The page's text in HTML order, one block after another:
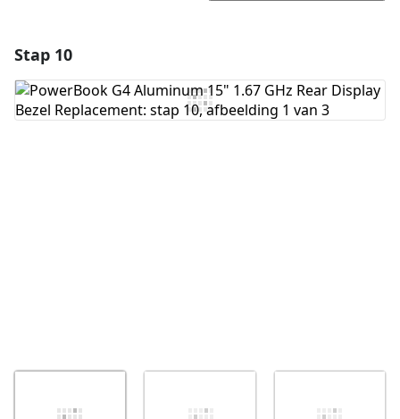
Voeg opmerking toe
Stap 10